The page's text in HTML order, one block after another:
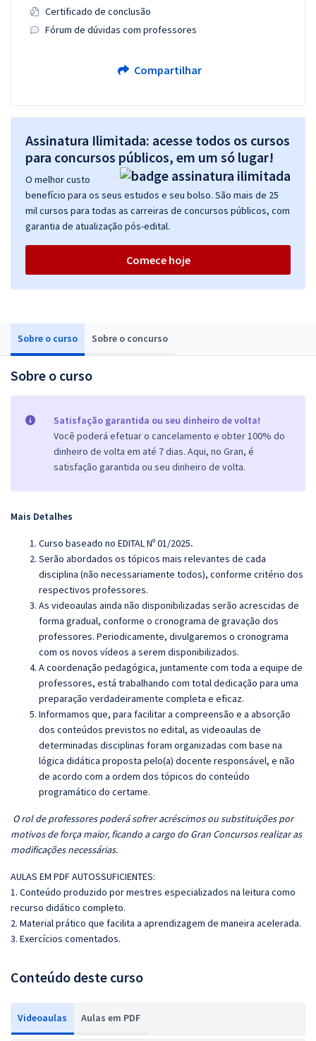
Sobre o curso Sobre o concurso
Sobre o curso
Satisfação garantida ou seu dinheiro de volta!
Você poderá efetuar o cancelamento e obter 100% do
dinheiro de volta em até 7 dias. Aqui, no Gran, é
satisfação garantida ou seu dinheiro de volta.
Mais Detalhes
Curso baseado no EDITAL Nº 01/2025.
Serão abordados os tópicos mais relevantes de cada
disciplina (não necessariamente todos), conforme critério dos
respectivos professores.
As videoaulas ainda não disponibilizadas serão acrescidas de
forma gradual, conforme o cronograma de gravação dos
professores. Periodicamente, divulgaremos o cronograma
com os novos vídeos a serem disponibilizados.
A coordenação pedagógica, juntamente com toda a equipe de
professores, está trabalhando com total dedicação para uma
preparação verdadeiramente completa e eficaz.
Informamos que, para facilitar a compreensão e a absorção
dos conteúdos previstos no edital, as videoaulas de
determinadas disciplinas foram organizadas com base na
lógica didática proposta pelo(a) docente responsável, e não
de acordo com a ordem dos tópicos do conteúdo
programático do certame.
O rol de professores poderá sofrer acréscimos ou substituições por
motivos de força maior, ficando a cargo do Gran Concursos realizar as
modificações necessárias.
AULAS EM PDF AUTOSSUFICIENTES:
1. Conteúdo produzido por mestres especializados na leitura como
recurso didático completo.
2. Material prático que facilita a aprendizagem de maneira acelerada.
3. Exercícios comentados.
Conteúdo deste curso
Videoaulas Aulas em PDF
Certificado de conclusão
Fórum de dúvidas com professores
Compartilhar
Assinatura Ilimitada: acesse todos os cursos
para concursos públicos, em um só lugar!
O melhor custo
benefício para os seus estudos e seu bolso. São mais de 25
mil cursos para todas as carreiras de concursos públicos, com
garantia de atualização pós-edital.
Comece hoje